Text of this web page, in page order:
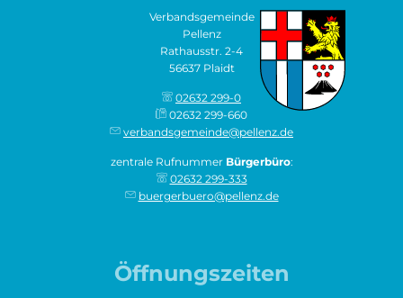
Verbandsgemeinde
Pellenz
Rathausstr. 2-4
56637 Plaidt
02632 299-0
02632 299-660
verbandsgemeinde@pellenz.de
zentrale Rufnummer Bürgerbüro:
02632 299-333
buergerbuero@pellenz.de
Öffnungszeiten